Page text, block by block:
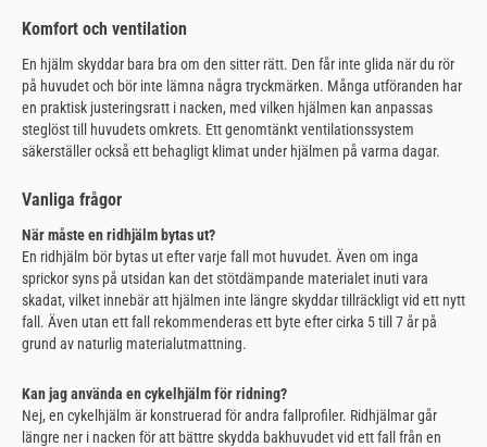
Komfort och ventilation
En hjälm skyddar bara bra om den sitter rätt. Den får inte glida när du rör
på huvudet och bör inte lämna några tryckmärken. Många utföranden har
en praktisk justeringsratt i nacken, med vilken hjälmen kan anpassas
steglöst till huvudets omkrets. Ett genomtänkt ventilationssystem
säkerställer också ett behagligt klimat under hjälmen på varma dagar.
Vanliga frågor
När måste en ridhjälm bytas ut?
En ridhjälm bör bytas ut efter varje fall mot huvudet. Även om inga
sprickor syns på utsidan kan det stötdämpande materialet inuti vara
skadat, vilket innebär att hjälmen inte längre skyddar tillräckligt vid ett nytt
fall. Även utan ett fall rekommenderas ett byte efter cirka 5 till 7 år på
grund av naturlig materialutmattning.
Kan jag använda en cykelhjälm för ridning?
Nej, en cykelhjälm är konstruerad för andra fallprofiler. Ridhjälmar går
längre ner i nacken för att bättre skydda bakhuvudet vid ett fall från en